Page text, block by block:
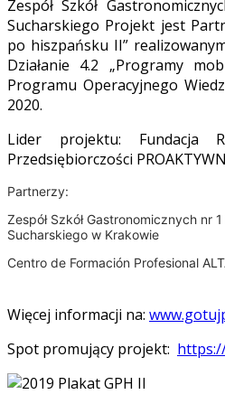
Zespół Szkół
Sucharskiego Projekt jest
po hiszpańsku II”
Działanie 4.2 „Programy
Programu Operacyjnego
2020.
Lider projektu: Fundacja
Przedsiębiorczości
Partnerzy:
Zespół Szkół Gastronomicznych nr
Sucharskiego w Krakowie
Centro de Formación Profesional
Więcej informacji na:
Spot promujący projekt: